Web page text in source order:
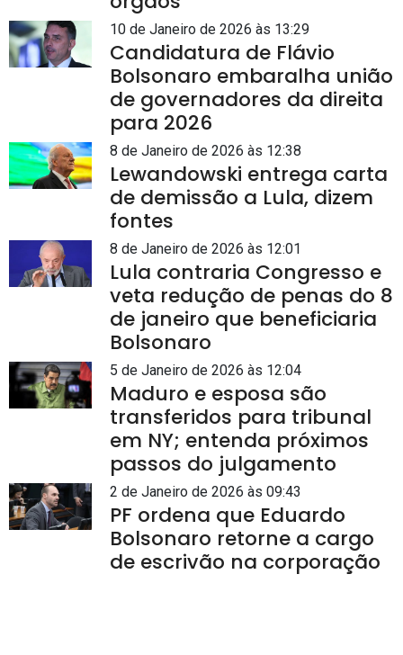
10 de Janeiro de 2026 às 13:29
Candidatura de Flávio
Bolsonaro embaralha união
de governadores da direita
para 2026
8 de Janeiro de 2026 às 12:38
Lewandowski entrega carta
de demissão a Lula, dizem
fontes
8 de Janeiro de 2026 às 12:01
Lula contraria Congresso e
veta redução de penas do 8
de janeiro que beneficiaria
Bolsonaro
5 de Janeiro de 2026 às 12:04
Maduro e esposa são
transferidos para tribunal
em NY; entenda próximos
passos do julgamento
2 de Janeiro de 2026 às 09:43
PF ordena que Eduardo
Bolsonaro retorne a cargo
de escrivão na corporação